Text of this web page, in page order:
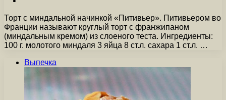
Торт с миндальной начинкой «Питивьер». Питивьером во
Франции называют круглый торт с франжипаном
(миндальным кремом) из слоеного теста. Ингредиенты:
100 г. молотого миндаля 3 яйца 8 ст.л. сахара 1 ст.л. …
Выпечка